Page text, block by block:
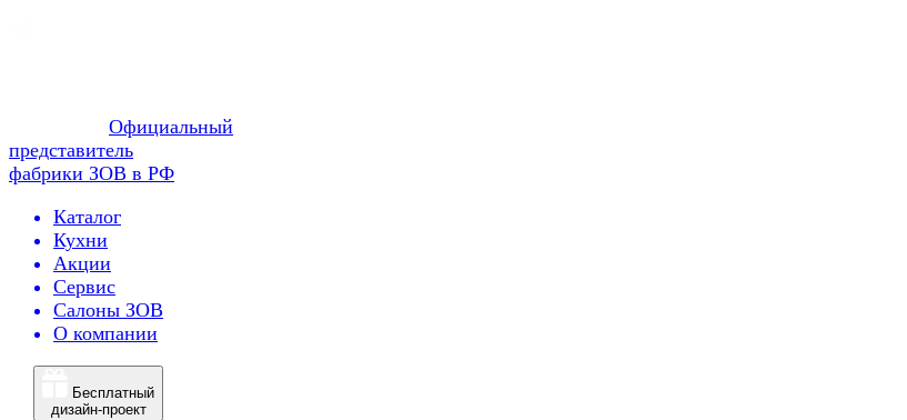
Официальный
представитель
фабрики ЗОВ в РФ
Каталог
Кухни
Акции
Сервис
Салоны ЗОВ
О компании
Бесплатный
дизайн-проект